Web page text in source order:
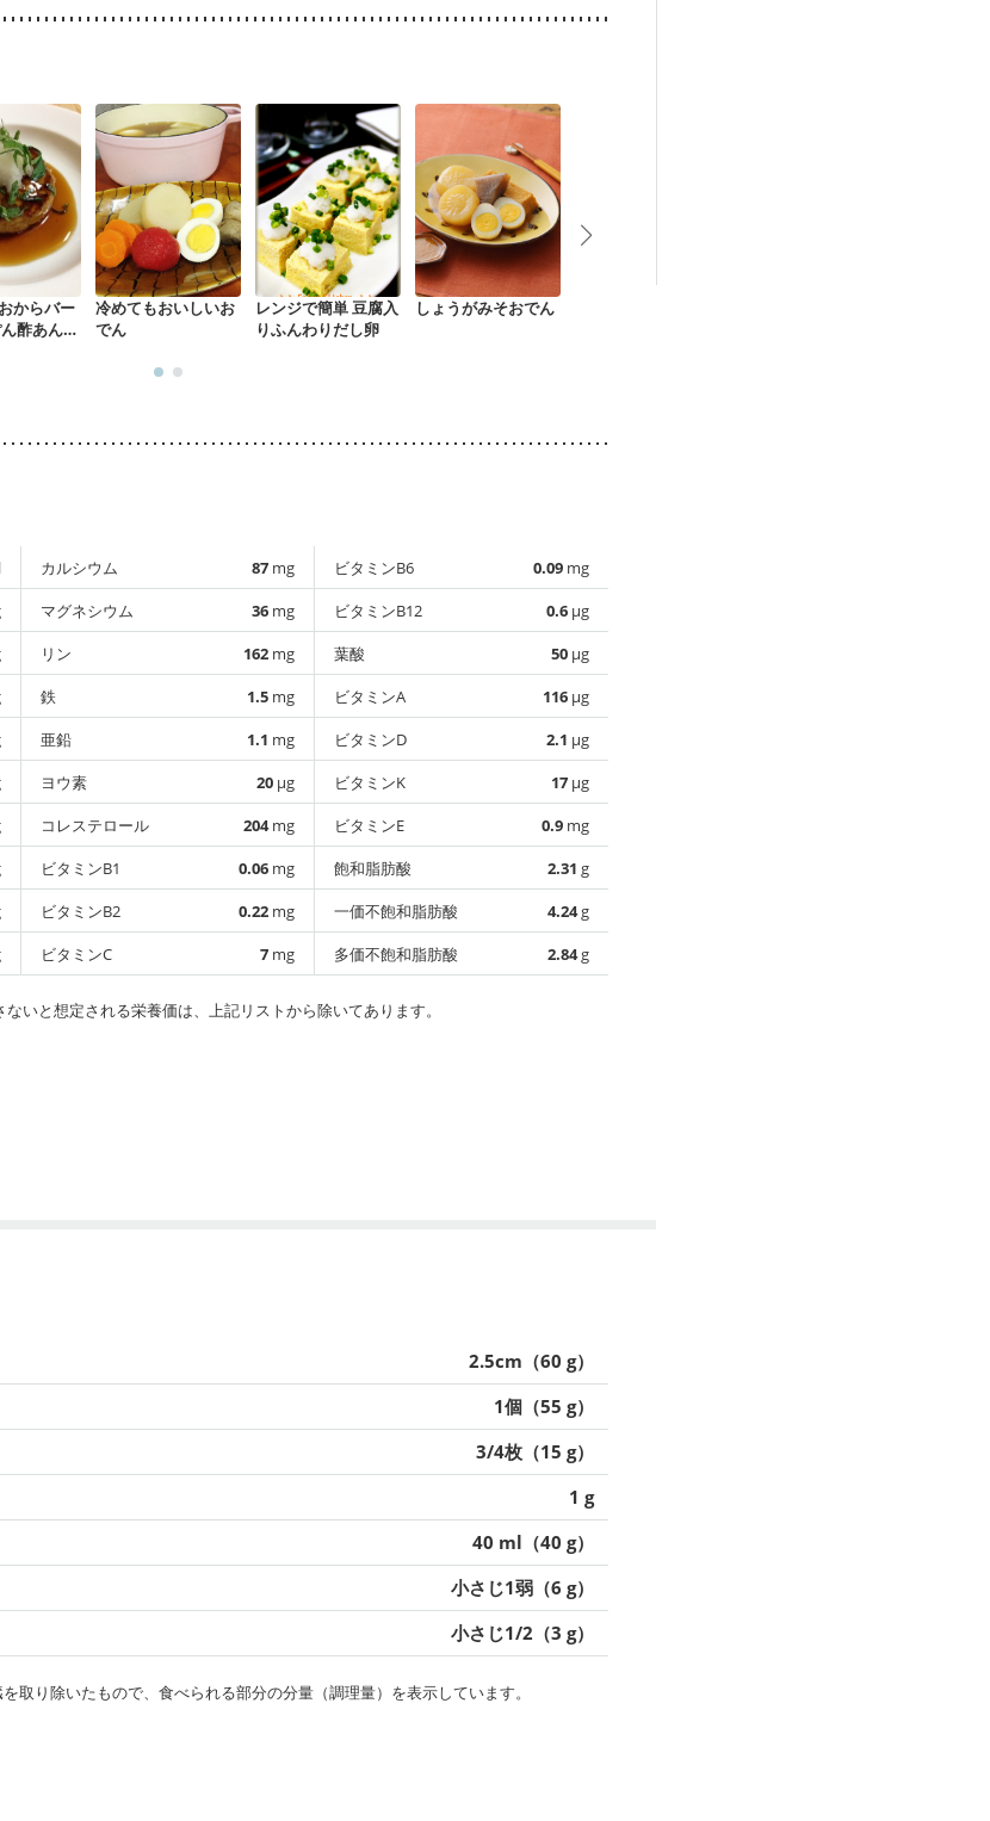
症 関節リウマチ 低栄養予防 貧血対策 ニキビ・肌荒れ 妊活中 更年期
からバー
酢あんか
冷めてもおいしいお
でん
レンジで簡単 豆腐入
りふんわりだし卵
しょうがみそおでん
カルシウム 87 mg
マグネシウム
36 mg
リン
162 mg
鉄
1.5 mg
亜鉛
1.1 mg
ヨウ素
20 µg
コレステロール
204mg
ビタミンB1
0.06 mg
ビタミンB2
0.22 mg
ビタミンC
7 mg
ビタミンB6 0.09 mg
ビタミンB12
0.6 µg
葉酸
50 µg
ビタミンA
116 µg
ビタミンD
2.1 µg
ビタミンK
17 µg
ビタミンE
0.9 mg
飽和脂肪酸
2.31 g
一価不飽和脂肪酸
4.24g
多価不飽和脂肪酸
2.84g
いと想定される栄養価は、上記リストから除いてあります。
2.5cm（60 g）
1個（55 g）
3/4枚（15 g）
1 g
40 ml（40 g）
小さじ1弱（6 g）
小さじ1/2（3 g）
取り除いたもので、食べられる部分の分量（調理量）を表示しています。